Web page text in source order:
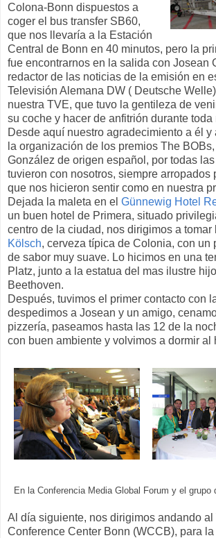
Colona-Bonn dispuestos a
coger el bus transfer SB60,
que nos llevaría a la Estación
Central de Bonn en 40 minutos, pero la
fue encontrarnos en la salida con Josean
redactor de las noticias de la emisión en
Televisión Alemana DW ( Deutsche
nuestra TVE, que tuvo la gentileza de
su coche y hacer de anfitrión durante toda
Desde aquí nuestro agradecimiento a él
la organización de los premios The BOBs,
González de origen español, por todas
tuvieron con nosotros, siempre arropados
que nos hicieron sentir como en nuestra
Dejada la maleta en el Günnewig Hotel
un buen hotel de Primera, situado
centro de la ciudad, nos dirigimos a tomar
Kölsch, cerveza típica de Colonia, con un
de sabor muy suave. Lo hicimos en una
Platz, junto a la estatua del mas ilustre
Beethoven.
Después, tuvimos el primer contacto con
despedimos a Josean y un amigo,
pizzería, paseamos hasta las 12 de la
con buen ambiente y volvimos a dormir al
En la Conferencia Media Global Forum y el grupo
Al día siguiente, nos dirigimos andando al
Conference Center Bonn (WCCB), para la